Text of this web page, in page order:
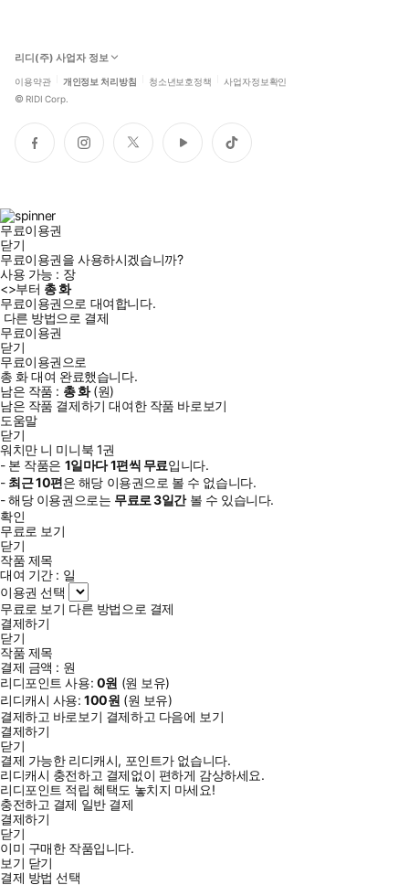
리디(주) 사업자 정보
이용약관 개인정보 처리방침 청소년보호정책 사업자정보확인
© RIDI Corp.
페
이
인
스
트
위
유
튜
틱
톡
무료이용권
닫기
무료이용권을 사용하시겠습니까?
사용 가능 : 장
<>부터 총화
무료이용권으로 대여합니다.
다른 방법으로 결제
무료이용권
닫기
무료이용권으로
총 화대여 완료했습니다.
남은 작품 : 총화(원)
남은 작품 결제하기 대여한 작품 바로보기
도움말
닫기
워치만 니 미니북 1권
- 본 작품은 1일마다1편씩 무료입니다.
- 최근10편은 해당 이용권으로 볼 수 없습니다.
- 해당 이용권으로는 무료로3일간볼 수 있습니다.
확인
무료로 보기
닫기
작품 제목
대여 기간 : 일
이용권 선택
무료로 보기 다른 방법으로 결제
결제하기
닫기
작품 제목
결제 금액 : 원
리디포인트 사용: 0원 (원 보유)
리디캐시 사용:100원 (원 보유)
결제하고 바로보기 결제하고 다음에 보기
결제하기
닫기
결제 가능한 리디캐시, 포인트가 없습니다.
리디캐시 충전하고 결제없이 편하게 감상하세요.
리디포인트 적립 혜택도 놓치지 마세요!
충전하고 결제 일반 결제
결제하기
닫기
이미 구매한 작품입니다.
보기 닫기
결제 방법 선택